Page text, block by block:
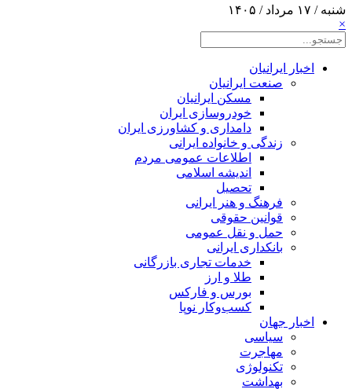
شنبه / ۱۷ مرداد / ۱۴۰۵
×
اخبار ایرانیان
صنعت ایرانیان
مسکن ایرانیان
خودروسازی ایران
دامداری و کشاورزی ایران
زندگی و خانواده ایرانی
اطلاعات عمومی مردم
اندیشه اسلامی
تحصیل
فرهنگ و هنر ایرانی
قوانین حقوقی
حمل و نقل عمومی
بانکداری ایرانی
خدمات تجاری بازرگانی
طلا و ارز
بورس و فارکس
کسب‌وکار نوپا
اخبار جهان
سیاسی
مهاجرت
تکنولوژی
بهداشت